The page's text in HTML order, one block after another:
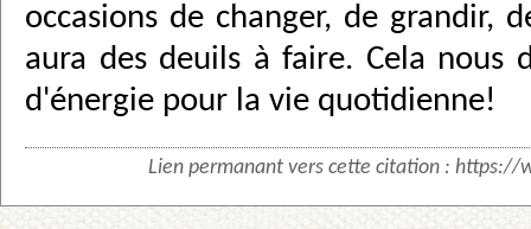
occasions de changer, de grandir,
aura des deuils à faire. Cela nous
d'énergie pour la vie quotidienne!
Lien permanant vers cette citation : https://